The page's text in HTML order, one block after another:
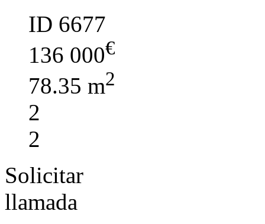
ID 6677
136 000€
78.35 m2
2
2
Solicitar
llamada